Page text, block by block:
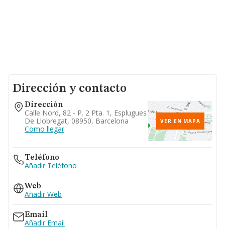
Dirección y contacto
Dirección
Calle Nord, 82 - P. 2 Pta. 1, Esplugues
De Llobregat, 08950, Barcelona
Como llegar
VER EN MAPA
Teléfono
Añadir Teléfono
Web
Añadir Web
Email
Añadir Email